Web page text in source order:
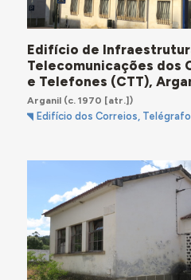
Edifício de
Telecomunicações dos
e Telefones (CTT),
Arganil(c. 1970 [atr.])
Edifício dos Correios,